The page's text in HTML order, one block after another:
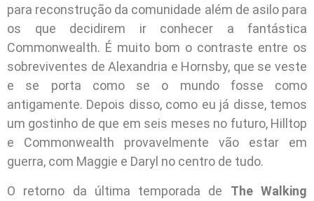
para reconstrução da comunidade além de asilo para
os que decidirem ir conhecer a fantástica
Commonwealth. É muito bom o contraste entre os
sobreviventes de Alexandria e Hornsby, que se veste
e se porta como se o mundo fosse como
antigamente. Depois disso, como eu já disse, temos
um gostinho de que em seis meses no futuro, Hilltop
e Commonwealth provavelmente vão estar em
guerra, com Maggie e Daryl no centro de tudo.
O retorno da última temporada de The Walking